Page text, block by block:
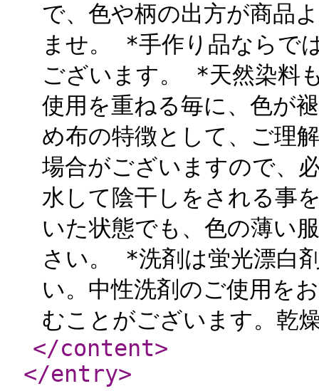
で、色や柄の出方が商品
ませ。 *手作り品ならで
ございます。 *天然染料
使用を重ねる毎に、色が
め布の特徴として、ご理
場合がございますので、
水して陰干しをされる事
いた状態でも、色の薄い
さい。 *洗剤は蛍光漂白
い。中性洗剤のご使用を
むことがございます。乾
</content>
</entry>